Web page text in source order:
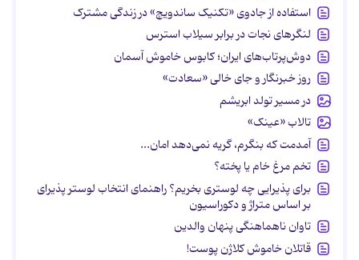
استفاده از جادوی «تکنیک ساندویچ» در زندگی مشترک
لنگرهای نجات در برابر سیلاب استرس
دوش‌پرتاب‌های ایران؛ کابوس خاموش آسمان
روز خبرنگار و جای خالی «سعادت»
در مسیر تولد ابریشم
تالاب «عینک»
آمدمت که بنگرم، گریه نمی‌دهد امان...
تخم مرغ خام یا پخته؟
برای پذیرایی چه لوستری بخریم؟ راهنمای انتخاب لوستر پذیرای
بر اساس متراژ و دکوراسیون
تاوان ناهماهنگی پنهان والدین
قاتلان خاموش کلاژن پوست!